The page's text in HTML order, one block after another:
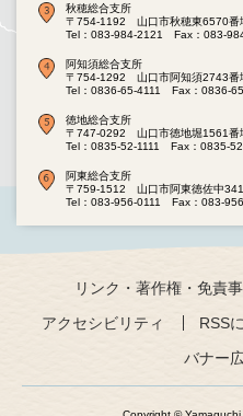
秋穂総合支所
〒754-1192 山口市秋穂東6570番
Tel：083-984-2121
Fax：083-
阿知須総合支所
〒754-1292 山口市阿知須2743番
Tel：0836-65-4111
Fax：0836-
徳地総合支所
〒747-0292 山口市徳地堀1561番
Tel：0835-52-1111
Fax：0835-
阿東総合支所
〒759-1512 山口市阿東徳佐中
Tel：083-956-0111
Fax：083-
リンク・著作権・免責
アクセシビリティ
RSS
バナー